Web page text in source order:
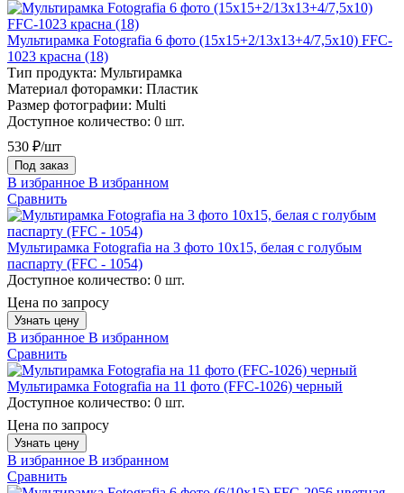
Мультирамка Fotografia 6 фото (15х15+2/13х13+4/7,5х10) FFC-
1023 красна (18)
Тип продукта: Мультирамка
Материал фоторамки: Пластик
Размер фотографии: Multi
Доступное количество: 0 шт.
530 ₽/шт
Под заказ
В избранное В избранном
Сравнить
Мультирамка Fotografia на 3 фото 10х15, белая с голубым
паспарту (FFC - 1054)
Доступное количество: 0 шт.
Цена по запросу
Узнать цену
В избранное В избранном
Сравнить
Мультирамка Fotografia на 11 фото (FFC-1026) черный
Доступное количество: 0 шт.
Цена по запросу
Узнать цену
В избранное В избранном
Сравнить